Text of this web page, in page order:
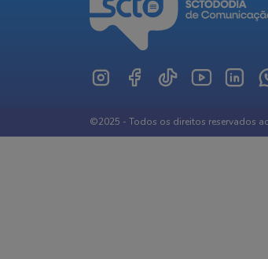
©2025 - Todos os direitos reservados